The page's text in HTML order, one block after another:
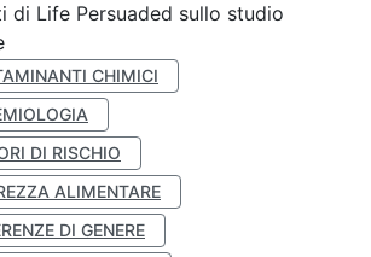
di Life Persuaded sullo studio
CHIMICI
DI RISCHIO
ALIMENTARE
DI GENERE